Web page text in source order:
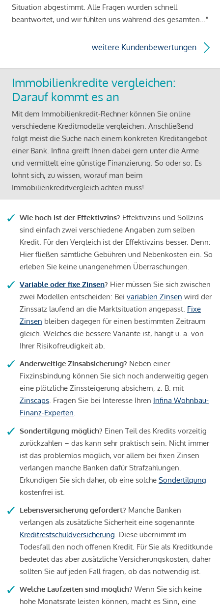
Situation abgestimmt. Alle Fragen wurden schnell
beantwortet, und wir fühlten uns während des gesamten..."
weitere Kundenbewertungen
Immobilienkredite vergleichen:
Darauf kommt es an
Mit dem Immobilienkredit-Rechner können Sie online
verschiedene Kreditmodelle vergleichen. Anschließend
folgt meist die Suche nach einem konkreten Kreditangebot
einer Bank. Infina greift Ihnen dabei gern unter die Arme
und vermittelt eine günstige Finanzierung. So oder so: Es
lohnt sich, zu wissen, worauf man beim
Immobilienkreditvergleich achten muss!
Wie hoch ist der Effektivzins? Effektivzins und Sollzins
sind einfach zwei verschiedene Angaben zum selben
Kredit. Für den Vergleich ist der Effektivzins besser. Denn:
Hier fließen sämtliche Gebühren und Nebenkosten ein. So
erleben Sie keine unangenehmen Überraschungen.
Variable oder fixe Zinsen? Hier müssen Sie sich zwischen
zwei Modellen entscheiden: Bei variablen Zinsen wird der
Zinssatz laufend an die Marktsituation angepasst. Fixe
Zinsen bleiben dagegen für einen bestimmten Zeitraum
gleich. Welches die bessere Variante ist, hängt u. a. von
Ihrer Risikofreudigkeit ab.
Anderweitige Zinsabsicherung? Neben einer
Fixzinsbindung können Sie sich noch anderweitig gegen
eine plötzliche Zinssteigerung absichern, z. B. mit
Zinscaps. Fragen Sie bei Interesse Ihren Infina Wohnbau-
Finanz-Experten.
Sondertilgung möglich? Einen Teil des Kredits vorzeitig
zurückzahlen – das kann sehr praktisch sein. Nicht immer
ist das problemlos möglich, vor allem bei fixen Zinsen
verlangen manche Banken dafür Strafzahlungen.
Erkundigen Sie sich daher, ob eine solche Sondertilgung
kostenfrei ist.
Lebensversicherung gefordert? Manche Banken
verlangen als zusätzliche Sicherheit eine sogenannte
Kreditrestschuldversicherung. Diese übernimmt im
Todesfall den noch offenen Kredit. Für Sie als Kreditkunde
bedeutet das aber zusätzliche Versicherungskosten, daher
sollten Sie auf jeden Fall fragen, ob das notwendig ist.
Welche Laufzeiten sind möglich? Wenn Sie sich keine
hohe Monatsrate leisten können, macht es Sinn, eine